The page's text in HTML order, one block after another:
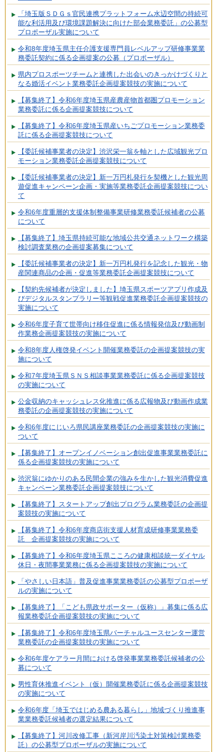
「埼玉版ＳＤＧｓ官民連携プラットフォーム水辺空間の持続可
能な利活用及び環境課題解決に向けた部会業務委託」の公募型
プロポーザル実施について
令和8年度埼玉県主任介護支援専門員レベルアップ研修事業業
務委託契約に係る企画提案の公募（プロポーザル）
県内プロスポーツチームと連携した出会いのきっかけづくりと
なる婚活イベント業務委託企画提案競技の実施について
【募集終了】令和6年度埼玉県産農産物首都圏プロモーション
業務委託に係る企画提案競技について
【募集終了】令和6年度埼玉県産いちごプロモーション業務委
託に係る企画提案競技について
【委託候補事業者の決定】渋沢栄一翁を軸とした広域観光プロ
モーション業務委託企画提案競技について
【委託候補事業者の決定】新一万円札発行を契機とした観光周
遊促進キャンペーン企画・実施等業務委託企画提案競技につい
て
令和6年度重層的支援体制整備事業研修業務委託候補者の公募
について
【募集終了】埼玉県持続可能な地域公共交通ネットワーク構築
検討調査業務の企画提案募集について
【委託候補事業者の決定】新一万円札発行を記念した観光・物
産関連商品の企画・促進等業務委託企画提案競技について
【契約先候補者が決定しました】埼玉県スポーツアプリ作成及
びデジタルスタンプラリー等観戦促進業務委託企画提案競技の
実施について
令和6年度子育て世帯向け移住促進に係る情報発信及び動画制
作業務企画提案競技の実施について
令和8年度人権啓発イベント開催業務委託の企画提案競技の実
施について
令和7年度埼玉県ＳＮＳ相談事業業務委託に係る企画提案競技
の実施について
公金収納のキャッシュレス化推進に係る広報物及び動画作成業
務委託の企画提案競技の実施について
令和6年度にじいろ県民講座業務委託の企画提案競技の実施に
ついて
【募集終了】オープンイノベーション創出促進事業業務委託に
係る企画提案競技の実施について
渋沢翁にゆかりのある民間企業の強みを生かした観光消費促進
キャンペーン業務委託企画提案競技について
【募集終了】スタートアップ創出プログラム業務委託の企画提
案競技の実施について
【募集終了】令和6年度商店街支援人材育成研修事業業務委
託 企画提案競技の実施について
【募集終了】令和6年度埼玉県こころの健康相談統一ダイヤル
休日・夜間事業業務に係る企画提案競技の実施について
「やさしい日本語」普及促進事業業務委託の公募型プロポーザ
ルの実施について
【募集終了】「こども県政サポーター（仮称）」募集に係る広
報業務委託企画提案競技の実施について
【募集終了】令和6年度埼玉県バーチャルユースセンター運営
業務委託の企画提案競技の実施について
令和6年度ケアラー月間における啓発事業業務委託候補者の公
募について
男性育休推進イベント（仮）開催業務委託に係る企画提案競技
の実施について
令和6年度「埼玉ではじめる農ある暮らし」地域づくり推進事
業業務委託候補者の選定結果について
【募集終了】河川改修工事（新河岸川汚染土対策検討業務委
託）の公募型プロポーザルの実施について